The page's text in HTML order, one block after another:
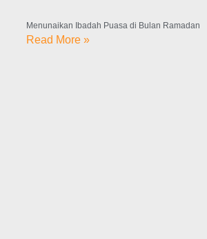
Menunaikan Ibadah Puasa di Bulan Ramadan
Read More »